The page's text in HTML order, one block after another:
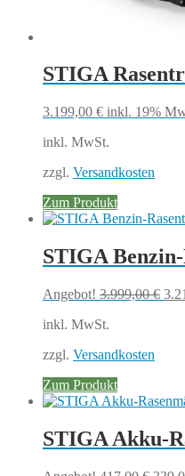
STIGA
3.199,00 € inkl. 19%
inkl. MwSt.
zzgl. Versandkosten
Zum Produkt
STIGA
Angebot! 3.999,00€
inkl. MwSt.
zzgl. Versandkosten
Zum Produkt
STIGA Akku-